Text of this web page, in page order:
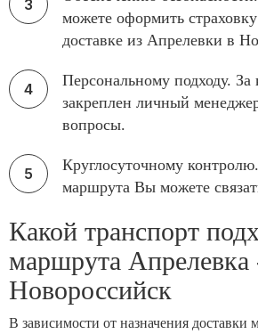
можете оформить
доставке из Апрелевки в
Персональному подходу.
закреплен личный
вопросы.
Круглосуточному
маршрута Вы можете
Какой транспорт
маршрута Апрелевка
Новороссийск
В зависимости от назначения доставки